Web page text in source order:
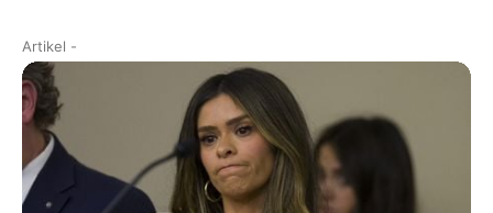
Artikel -